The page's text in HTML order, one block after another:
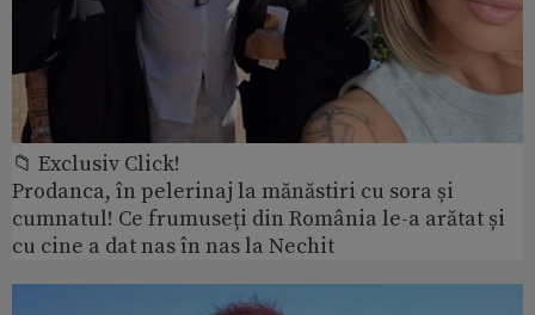
📁 Exclusiv Click!
Prodanca, în pelerinaj la mănăstiri cu sora și
cumnatul! Ce frumuseți din România le-a arătat și
cu cine a dat nas în nas la Nechit